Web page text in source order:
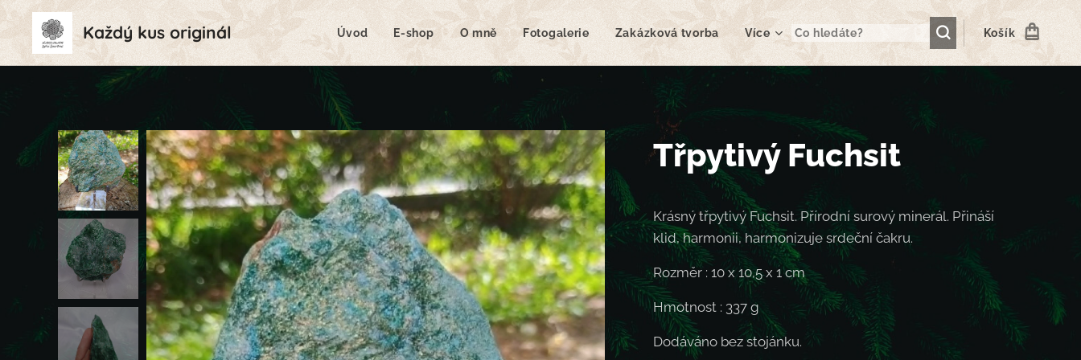
Každý kus originál Úvod E-shop O mně Fotogalerie Zakázková tvorba Více Košík
Třpytivý Fuchsit
Krásný třpytivý Fuchsit. Přírodní surový minerál. Přináší
klid, harmonii, harmonizuje srdeční čakru.
Rozměr : 10 x 10,5 x 1 cm
Hmotnost : 337 g
Dodáváno bez stojánku.